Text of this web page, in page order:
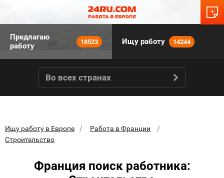
Предлагаю
работу
18523 Ищу работу 14244
Во всех странах
Ищу работу в Европе
Работа в Франции
Строительство
Франция поиск работника: